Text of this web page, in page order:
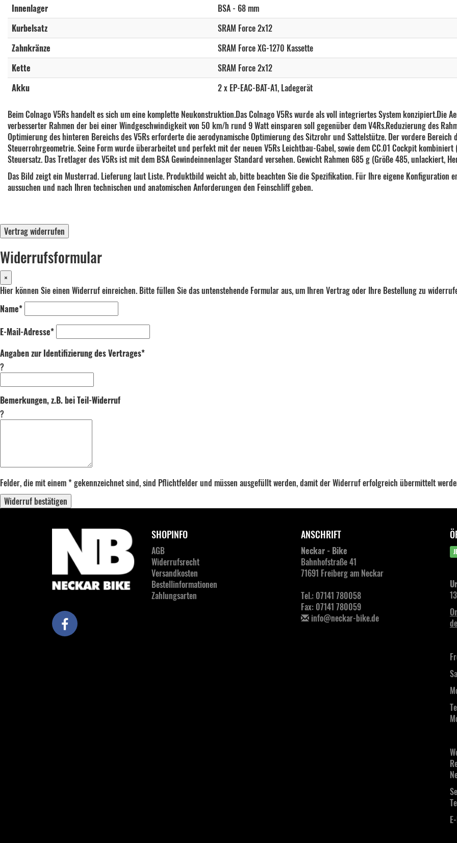
Innenlager
BSA - 68 mm
Kurbelsatz
SRAM Force 2x12
Zahnkränze
SRAM Force XG-1270 Kassette
Kette
SRAM Force 2x12
Akku
2 x EP-EAC-BAT-A1, Ladegerät
Beim Colnago V5Rs handelt es sich um eine komplette Neukonstruktion.Das Colnago V5Rs wurde als voll integriertes System konzipiert.Die
verbesserter Rahmen der bei einer Windgeschwindigkeit von 50 km/h rund 9 Watt einsparen soll gegenüber dem V4Rs.Reduzierung des
Optimierung des hinteren Bereichs des V5Rs erforderte die aerodynamische Optimierung des Sitzrohr und Sattelstütze. Der vordere
Steuerrohrgeometrie. Seine Form wurde überarbeitet und perfekt mit der neuen V5Rs Leichtbau-Gabel, sowie dem CC.01 Cockpit
Steuersatz. Das Tretlager des V5Rs ist mit dem BSA Gewindeinnenlager Standard versehen. Gewicht Rahmen 685 g (Größe 485, unlackiert,
Das Bild zeigt ein Musterrad. Lieferung laut Liste. Produktbild weicht ab, bitte beachten Sie die Spezifikation. Für Ihre eigene Konfiguration
aussuchen und nach Ihren technischen und anatomischen Anforderungen den Feinschliff geben.
Vertrag widerrufen
Widerrufsformular
×
Hier können Sie einen Widerruf einreichen. Bitte füllen Sie das untenstehende Formular aus, um Ihren Vertrag oder Ihre Bestellung zu
Name*
E-Mail-Adresse*
Angaben zur Identifizierung des Vertrages*
?
Bemerkungen, z.B. bei Teil-Widerruf
?
Felder, die mit einem * gekennzeichnet sind, sind Pflichtfelder und müssen ausgefüllt werden, damit der Widerruf erfolgreich übermittelt
Widerruf bestätigen
SHOPINFO
AGB
Widerrufsrecht
Versandkosten
Bestellinformationen
Zahlungsarten
ANSCHRIFT
Neckar - Bike
Bahnhofstraße 41
71691 Freiberg am Neckar
Tel.: 07141 780058
Fax: 07141 780059
info@neckar-bike.de